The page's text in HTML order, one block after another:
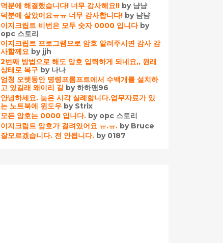
덕분에 해결했습니다! 너무 감사해요!! by 냠냠
덕분에 살았어요ㅠㅠ 너무 감사합니다! by 냠냠
이지크립트 비번은 모두 숫자 0000 입니다by
opc 스토리
이지크립트 프로그램으로 암호 알려주시면 감사 감
사할께요 by jjh
2번째 방법으로 해도 암호 입력하게 되네요,, 원래
상태로 복구 by 나나
엄청 오랫동안 명령프롬프트에서 수백개를 설치하
고 있길래 왜이리 길 by 하하맨96
안녕하세요. 늦은 시각 실례합니다.업무자료가 있
는 노트북에 윈도우 by Strix
모든 암호는 0000 입니다. by opc 스토리
이지크립트 암호가 걸려있어요 ㅠ.ㅠ. by Bruce
잘모르겠습니다. 전 안됩니다. by 0187